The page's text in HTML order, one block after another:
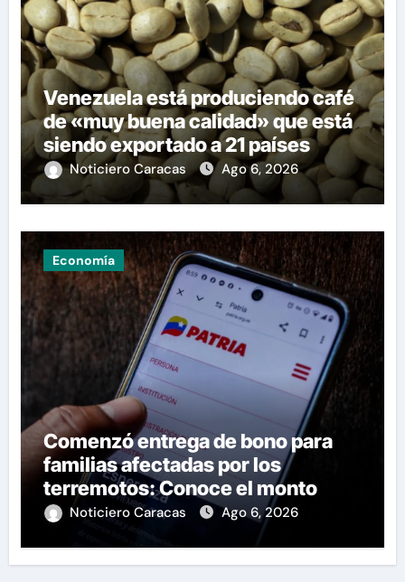
Venezuela está produciendo café
de «muy buena calidad» que está
siendo exportado a 21 países
Noticiero Caracas Ago 6, 2026
Economía
Comenzó entrega de bono para
familias afectadas por los
terremotos: Conoce el monto
Noticiero Caracas Ago 6, 2026